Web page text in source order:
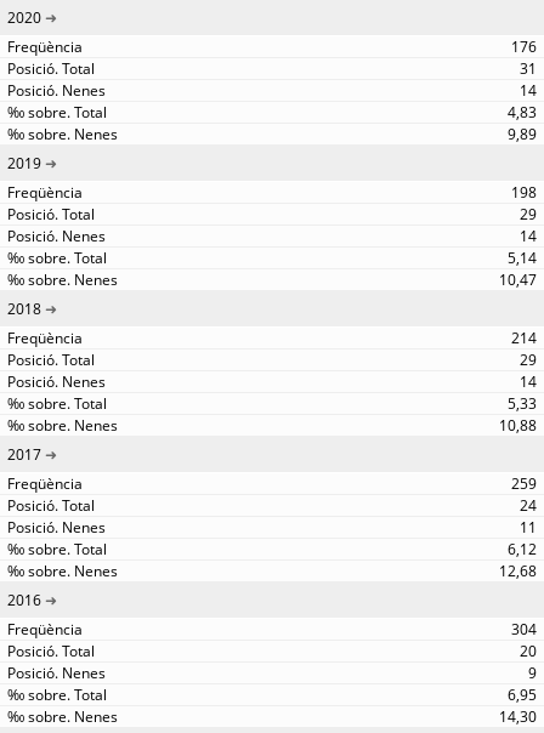
2020
176
31
14
4,83
9,89
2019
198
29
14
5,14
10,47
2018
214
29
14
5,33
10,88
2017
259
24
11
6,12
12,68
2016
304
20
9
6,95
14,30